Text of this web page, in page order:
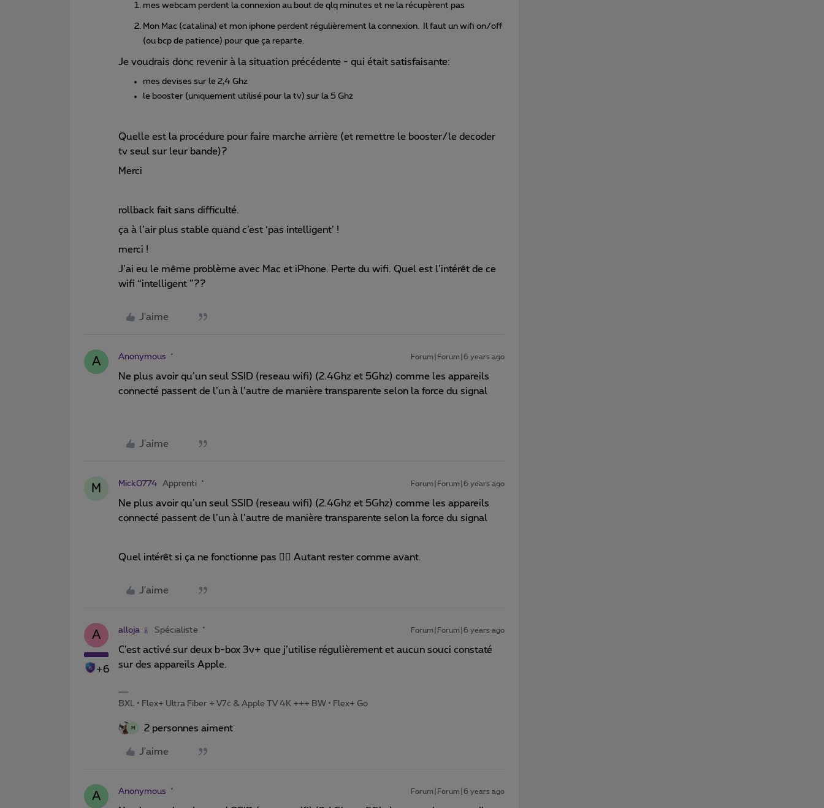
mes webcam perdent la connexion au bout de qlq minutes et ne la récupèrent pas
Mon Mac (catalina) et mon iphone perdent régulièrement la connexion. Il faut un wifi on/off
(ou bcp de patience) pour que ça reparte.
Je voudrais donc revenir à la situation précédente - qui était satisfaisante:
mes devises sur le 2,4 Ghz
le booster (uniquement utilisé pour la tv) sur la 5 Ghz
Quelle est la procédure pour faire marche arrière (et remettre le booster/le decoder
tv seul sur leur bande)?
Merci
rollback fait sans difficulté.
ça à l’air plus stable quand c’est ‘pas intelligent’ !
merci !
J’ai eu le même problème avec Mac et iPhone. Perte du wifi. Quel est l’intérêt de ce
wifi “intelligent ”??
J'aime
A Anonymous Forum|Forum|6 years ago
Ne plus avoir qu’un seul SSID (reseau wifi) (2.4Ghz et 5Ghz) comme les appareils
connecté passent de l’un à l’autre de manière transparente selon la force du signal
J'aime
M Mick0774 Apprenti Forum|Forum|6 years ago
Ne plus avoir qu’un seul SSID (reseau wifi) (2.4Ghz et 5Ghz) comme les appareils
connecté passent de l’un à l’autre de manière transparente selon la force du signal
Quel intérêt si ça ne fonctionne pas 🤷‍♂️ Autant rester comme avant.
J'aime
A
+6
alloja Spécialiste Forum|Forum|6 years ago
C’est activé sur deux b-box 3v+ que j’utilise régulièrement et aucun souci constaté
sur des appareils Apple.
BXL • Flex+ Ultra Fiber + V7c & Apple TV 4K +++ BW • Flex+ Go
M 2 personnes aiment
J'aime
A Anonymous Forum|Forum|6 years ago